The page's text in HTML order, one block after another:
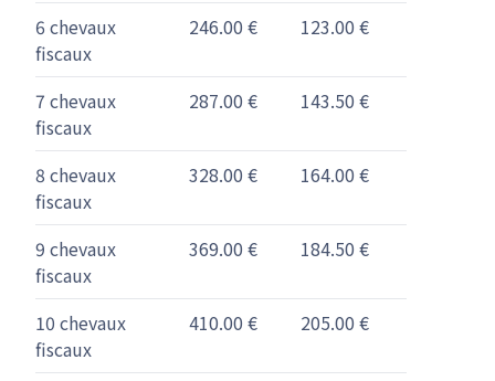
6 chevaux
fiscaux
246.00 € 123.00 €
7 chevaux
fiscaux
287.00 € 143.50 €
8 chevaux
fiscaux
328.00 € 164.00 €
9 chevaux
fiscaux
369.00 € 184.50 €
10 chevaux
fiscaux
410.00 € 205.00 €